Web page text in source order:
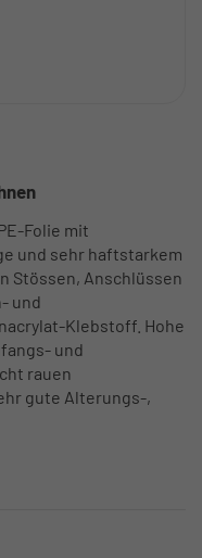
Folie mit
und sehr haftstarkem
Stössen, Anschlüssen
und
Klebstoff. Hohe
und
rauen
gute Alterungs-,